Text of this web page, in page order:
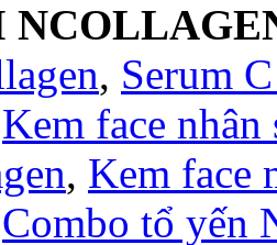
, Serum
Kem face
, Kem face
Combo tổ yến